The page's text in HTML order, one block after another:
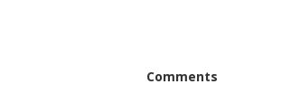
Comments